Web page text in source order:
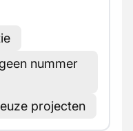
nummer
projecten